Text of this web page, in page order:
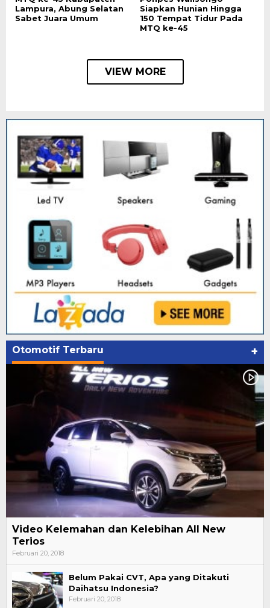
Lampura, Abung Selatan
Sabet Juara Umum
Siapkan Hunian Hingga
150 Tempat Tidur Pada
MTQ ke-45
VIEW MORE
Otomotif Terbaru +
Video Kelemahan dan Kelebihan All New
Terios
Februari 20, 2018
Belum Pakai CVT, Apa yang Ditakuti
Daihatsu Indonesia?
Februari 20, 2018